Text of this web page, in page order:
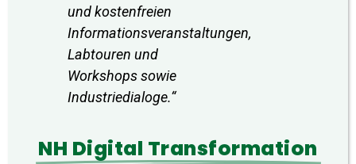
und kostenfreien
Informationsveranstaltungen,
Labtouren und
Workshops sowie
Industriedialoge.“
NH Digital Transformation